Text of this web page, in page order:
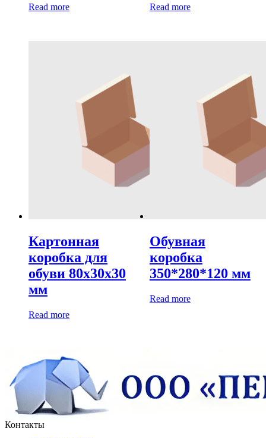
Read more Read more
Картонная
коробка для
обуви 80х30х30
мм
Read more
Обувная
коробка
350*280*120 мм
Read more
Контакты